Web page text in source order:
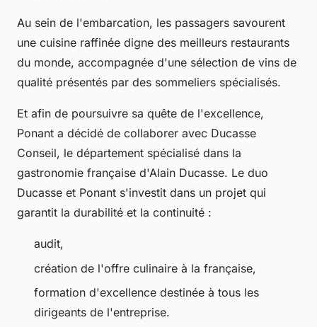
Au sein de l'embarcation, les passagers savourent
une cuisine raffinée digne des meilleurs restaurants
du monde, accompagnée d'une sélection de vins de
qualité présentés par des sommeliers spécialisés.
Et afin de poursuivre sa quête de l'excellence,
Ponant a décidé de collaborer avec Ducasse
Conseil, le département spécialisé dans la
gastronomie française d'Alain Ducasse. Le duo
Ducasse et Ponant s'investit dans un projet qui
garantit la durabilité et la continuité :
audit,
création de l'offre culinaire à la française,
formation d'excellence destinée à tous les
dirigeants de l'entreprise.